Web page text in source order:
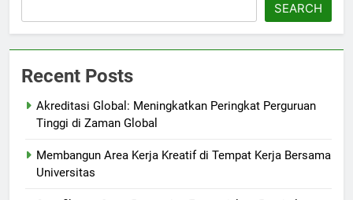
SEARCH
Recent Posts
Akreditasi Global: Meningkatkan Peringkat Perguruan
Tinggi di Zaman Global
Membangun Area Kerja Kreatif di Tempat Kerja Bersama
Universitas